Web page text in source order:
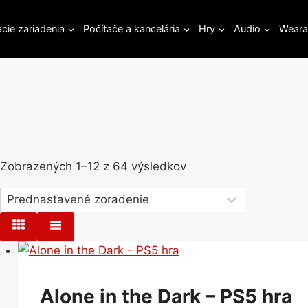
zariadenia Počítače a kancelária Hry Audio
Zobrazených 1–12 z 64 výsledkov
Alone in the Dark – PS5 hra